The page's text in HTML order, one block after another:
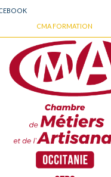
CMA FORMATION
et de l'Artisanat du Gers